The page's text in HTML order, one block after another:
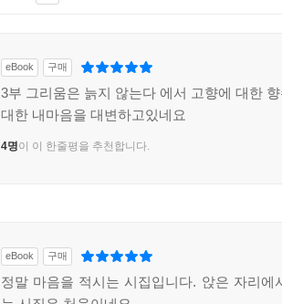
eBook 구매
3부 그리움은 늙지 않는다 에서 고향에 대한
대한 내마음을 대변하고있네요
4명이 이 한줄평을 추천합니다.
eBook 구매
정말 마음을 적시는 시집입니다. 앉은 자리에